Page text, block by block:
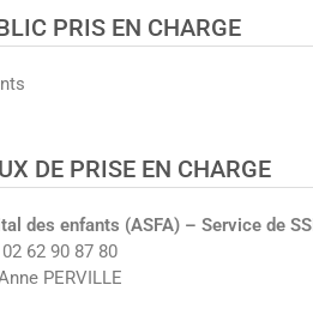
PRIS EN CHARGE
DE PRISE EN CHARGE
des enfants (ASFA) – Service de
62 90 87 80
PERVILLE